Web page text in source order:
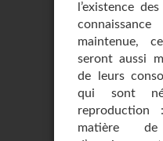
l’existence
maintenue,
seront aussi
de leurs
qui sont
matière